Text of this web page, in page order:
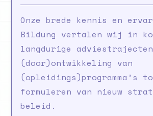
Onze brede kennis en
Bildung vertalen wij in
langdurige
(door)ontwikkeling van
(opleidings)programma’s
formuleren van nieuw
beleid.